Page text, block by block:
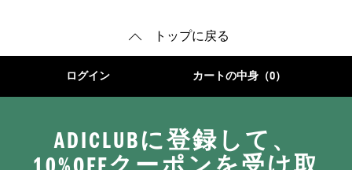
トップに戻る
ログイン カートの中身（0）
ADICLUBに登録して、